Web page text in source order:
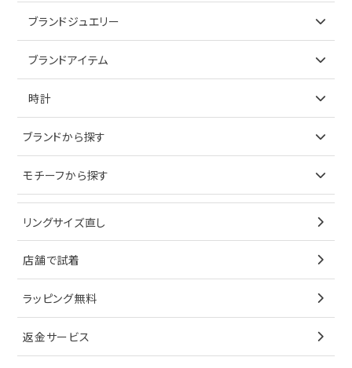
アイテムで探す
ブレスレット
ペンダントトップ
ブローチ
その他
ノーブランドジュエリーをすべて見る
ブランドジュエリー
アイテムで探す
イヤリング
ブレスレット
ペンダントトップ
ブローチ
その他
ブランドアイテム
アイテムで探す
キーケース
サングラス
シューズ
香水
時計
ブランドで探す
オメガ
シャネル
タグホイヤー
カルティエ
セイコー
ブランドから探す
ティファニー
ブルガリ
カルティエ
ウノアエレ
4℃
モチーフから探す
星
リボン
花
リングサイズ直し
店舗で試着
ラッピング無料
返金サービス